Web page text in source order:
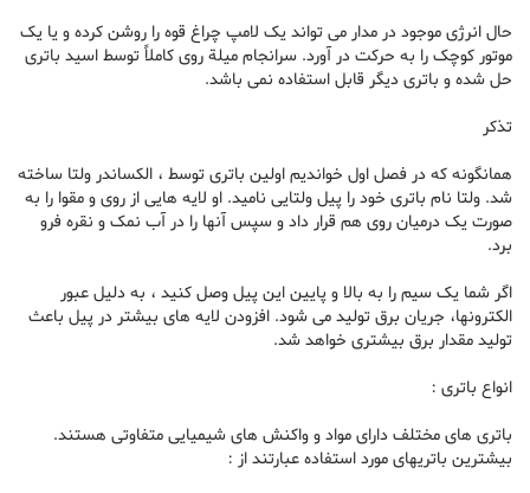
حال انرژی موجود در مدار می تواند یک لامپ چراغ قوه را روشن کرده و یا یک
موتور کوچک را به حرکت در آورد. سرانجام میلة روی کاملاً توسط اسید باتری
حل شده و باتری دیگر قابل استفاده نمی باشد.
تذکر
همانگونه که در فصل اول خواندیم اولین باتری توسط ، الکساندر ولتا ساخته
شد. ولتا نام باتری خود را پیل ولتایی نامید. او لایه هایی از روی و مقوا را به
صورت یک درمیان روی هم قرار داد و سپس آنها را در آب نمک و نقره فرو
برد.
اگر شما یک سیم را به بالا و پایین این پیل وصل کنید ، به دلیل عبور
الکترونها، جریان برق تولید می شود. افزودن لایه های بیشتر در پیل باعث
تولید مقدار برق بیشتری خواهد شد.
انواع باتری :
باتری های مختلف دارای مواد و واکنش های شیمیایی متفاوتی هستند.
بیشترین باتریهای مورد استفاده عبارتند از :